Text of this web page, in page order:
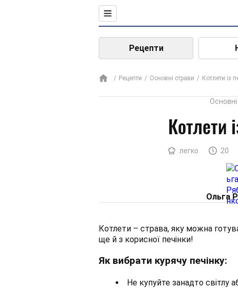
Рецепти
Рецепти Основні страви Котлети із
Котлети
легко 20
Ольга
Котлети – страва, яку можна
ще й з корисної печінки!
Як вибрати курячу печінку:
Не купуйте занадто світлу